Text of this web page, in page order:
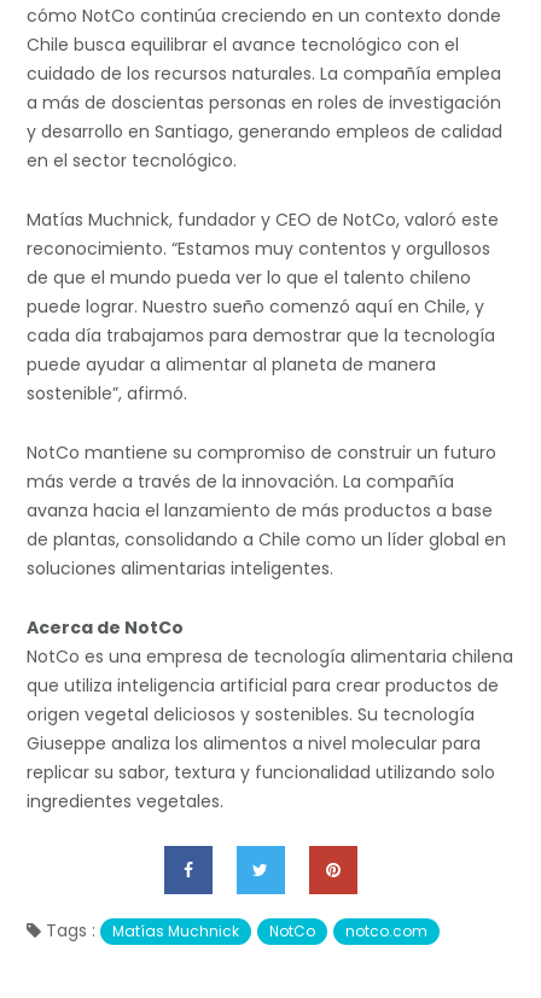
cómo NotCo continúa creciendo en un contexto donde
Chile busca equilibrar el avance tecnológico con el
cuidado de los recursos naturales. La compañía emplea
a más de doscientas personas en roles de investigación
y desarrollo en Santiago, generando empleos de calidad
en el sector tecnológico.
Matías Muchnick, fundador y CEO de NotCo, valoró este
reconocimiento. “Estamos muy contentos y orgullosos
de que el mundo pueda ver lo que el talento chileno
puede lograr. Nuestro sueño comenzó aquí en Chile, y
cada día trabajamos para demostrar que la tecnología
puede ayudar a alimentar al planeta de manera
sostenible”, afirmó.
NotCo mantiene su compromiso de construir un futuro
más verde a través de la innovación. La compañía
avanza hacia el lanzamiento de más productos a base
de plantas, consolidando a Chile como un líder global en
soluciones alimentarias inteligentes.
Acerca de NotCo
NotCo es una empresa de tecnología alimentaria chilena
que utiliza inteligencia artificial para crear productos de
origen vegetal deliciosos y sostenibles. Su tecnología
Giuseppe analiza los alimentos a nivel molecular para
replicar su sabor, textura y funcionalidad utilizando solo
ingredientes vegetales.
Tags : Matías Muchnick NotCo notco.com